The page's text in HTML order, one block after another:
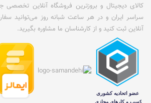
کالای دیجیتال و بروزترین فروشگاه آنلاین
سراسر ایران و در هر ساعت شبانه روز می‌توانید
آنلاین ثبت کنید و از کارشناسان ما مشاوره بگیرید.